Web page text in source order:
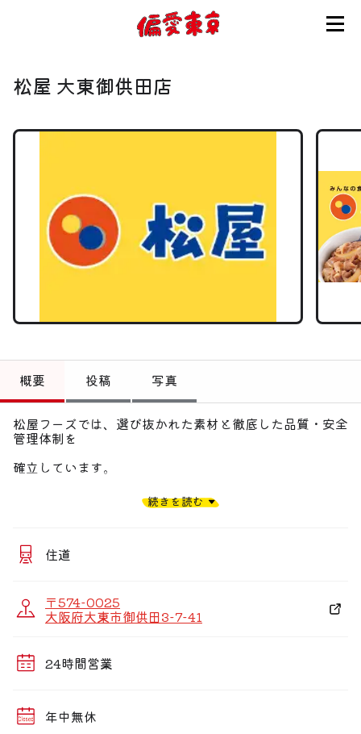
使い方
会員登録
トップ
偏愛コミュニティ
投稿
偏愛記事
偏愛スポット
松屋 大東御供田店
概要 投稿 写真
松屋フーズでは、選び抜かれた素材と徹底した品質・安全
管理体制を
確立しています。
身近なプライス、安全、そしておいしさ。
ハンバーグや期間限定メニューなどもラインアップ。
お客様の健康で豊かな食生活を応援しています。
続きを読む
住道
〒574-0025
大阪府大東市御供田3-7-41
24時間営業
年中無休